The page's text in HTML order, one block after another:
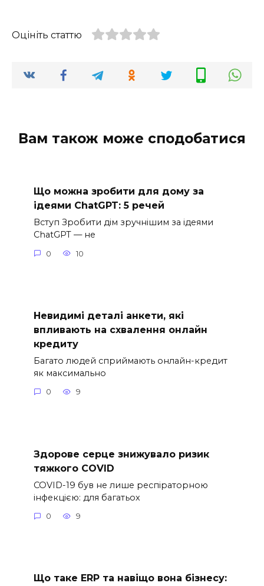
Оцініть статтю
Вам також може сподобатися
Що можна зробити для дому за
ідеями ChatGPT: 5 речей
Вступ Зробити дім зручнішим за ідеями
ChatGPT — не
0 10
Невидимі деталі анкети, які
впливають на схвалення онлайн
кредиту
Багато людей сприймають онлайн-кредит
як максимально
0 9
Здорове серце знижувало ризик
тяжкого COVID
COVID-19 був не лише респіраторною
інфекцією: для багатьох
0 9
Що таке ERP та навіщо вона бізнесу: